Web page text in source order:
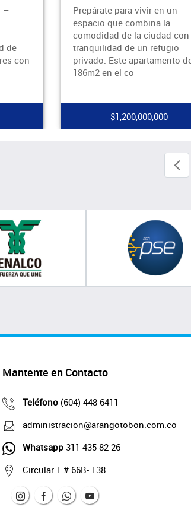
la
de
Apartamento Dúplex en
Arriendo – El PobladoDisfruta
de la comodidad y excelente
ubicación de este acogedor
apartamento dúplex,
sobre la Avenid
$3,000,000 - $495,000,000
Mantente en Contacto
Teléfono (604) 448 6411
administracion@arangotobon.com.co
Whatsapp 311 435 82 26
Circular 1 # 66B- 138